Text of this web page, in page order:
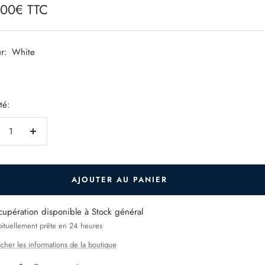
TTC
White
Augmenter
quantité
AJOUTER AU PANIER
disponible à Stock général
prête en 24 heures
les informations de la boutique